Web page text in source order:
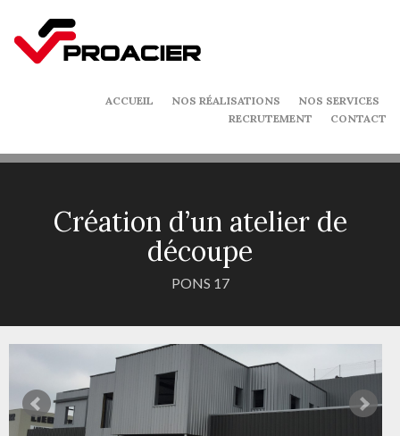
ACCUEIL NOS RÉALISATIONS
NOS SERVICES
RECRUTEMENT
CONTACT
Création d’un atelier de
découpe
PONS 17